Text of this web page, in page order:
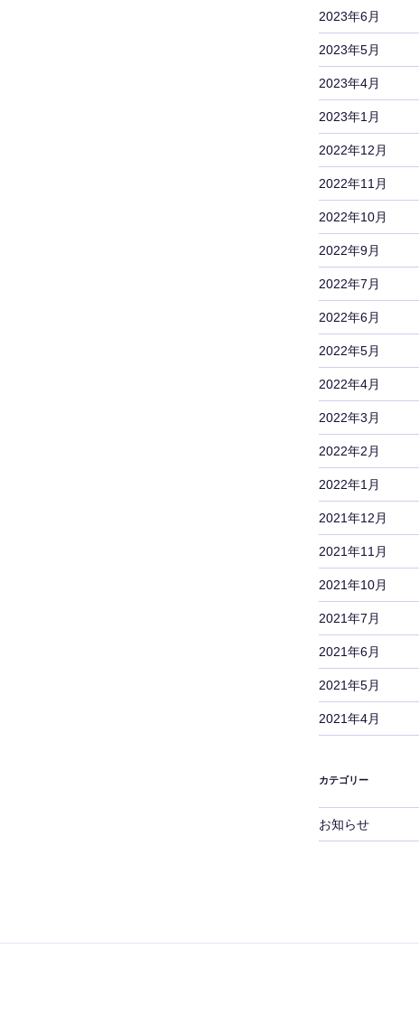
2023年6月
2023年5月
2023年4月
2023年1月
2022年12月
2022年11月
2022年10月
2022年9月
2022年7月
2022年6月
2022年5月
2022年4月
2022年3月
2022年2月
2022年1月
2021年12月
2021年11月
2021年10月
2021年7月
2021年6月
2021年5月
2021年4月
カテゴリー
お知らせ